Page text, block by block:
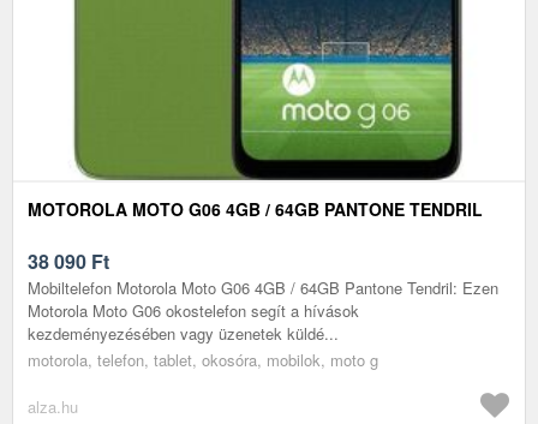
MOTOROLA MOTO G06 4GB / 64GB PANTONE TENDRIL
38 090 Ft
Mobiltelefon Motorola Moto G06 4GB / 64GB Pantone Tendril: Ezen
Motorola Moto G06 okostelefon segít a hívások
kezdeményezésében vagy üzenetek küldé...
motorola, telefon, tablet, okosóra, mobilok, moto g
alza.hu